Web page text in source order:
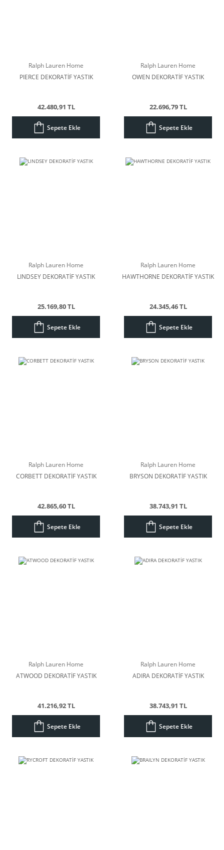
Ralph Lauren Home
PIERCE DEKORATİF YASTIK
42.480,91 TL
Sepete Ekle
Ralph Lauren Home
OWEN DEKORATİF YASTIK
22.696,79 TL
Sepete Ekle
Ralph Lauren Home
LINDSEY DEKORATİF YASTIK
25.169,80 TL
Sepete Ekle
Ralph Lauren Home
HAWTHORNE DEKORATİF YASTIK
24.345,46 TL
Sepete Ekle
Ralph Lauren Home
CORBETT DEKORATİF YASTIK
42.865,60 TL
Sepete Ekle
Ralph Lauren Home
BRYSON DEKORATİF YASTIK
38.743,91 TL
Sepete Ekle
Ralph Lauren Home
ATWOOD DEKORATİF YASTIK
41.216,92 TL
Sepete Ekle
Ralph Lauren Home
ADIRA DEKORATİF YASTIK
38.743,91 TL
Sepete Ekle